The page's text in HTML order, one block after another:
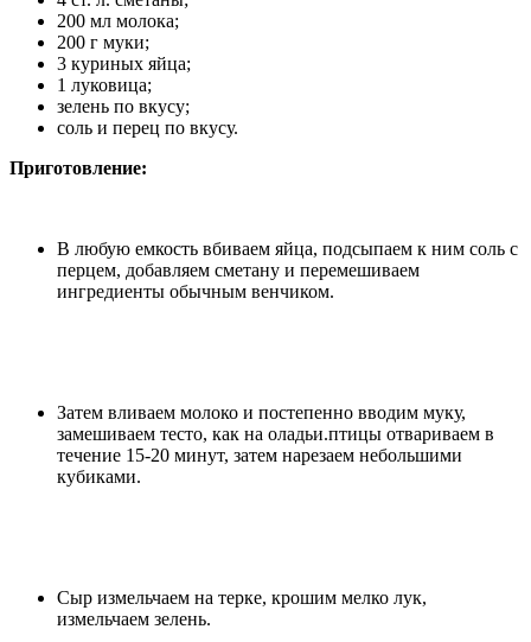
200 мл молока;
200 г муки;
3 куриных яйца;
1 луковица;
зелень по вкусу;
соль и перец по вкусу.
Приготовление:
В любую емкость вбиваем яйца, подсыпаем к ним соль с
перцем, добавляем сметану и перемешиваем
ингредиенты обычным венчиком.
Затем вливаем молоко и постепенно вводим муку,
замешиваем тесто, как на оладьи.птицы отвариваем в
течение 15-20 минут, затем нарезаем небольшими
кубиками.
Сыр измельчаем на терке, крошим мелко лук,
измельчаем зелень.